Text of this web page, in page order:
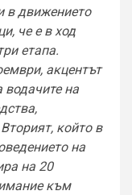
в движението
че е в ход
етапа.
акцентът
водачите на
който в
на
на 20
към